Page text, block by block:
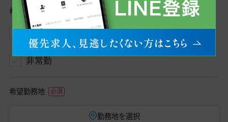
希望勤務形態
常勤
非常勤
希望勤務地
勤務地を選択